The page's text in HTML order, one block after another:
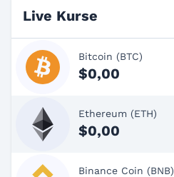
Live Kurse
Bitcoin (BTC)
$0,00
Ethereum (ETH)
$0,00
Binance Coin (BNB)